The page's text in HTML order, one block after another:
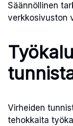
Säännöllinen
verkkosivuston
Virheiden
tehokkaita